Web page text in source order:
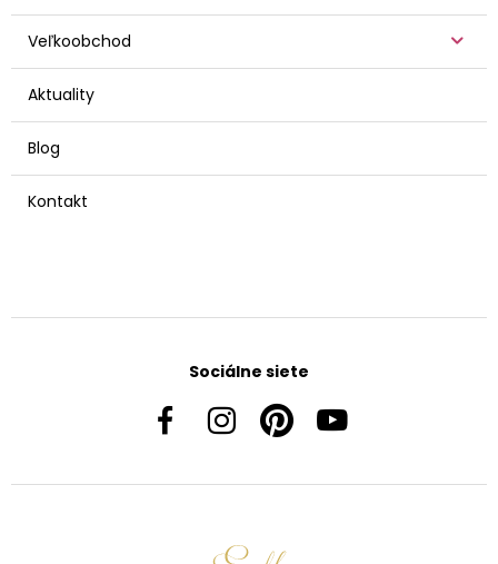
Veľkoobchod
Aktuality
Blog
Kontakt
Sociálne siete